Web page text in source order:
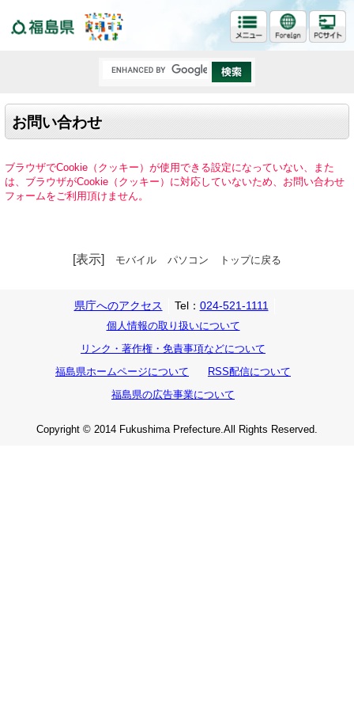
お問い合わせ
ブラウザでCookie（クッキー）が使用できる設定になっていない、また
は、ブラウザがCookie（クッキー）に対応していないため、お問い合わせ
フォームをご利用頂けません。
[表示] モバイル パソコン トップに戻る
県庁へのアクセス Tel： 024-521-1111
個人情報の取り扱いについて
リンク・著作権・免責事項などについて
福島県ホームページについて
RSS配信について
福島県の広告事業について
Copyright © 2014 Fukushima Prefecture.All Rights Reserved.